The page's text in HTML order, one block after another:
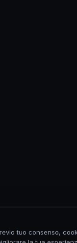
tuo consenso,